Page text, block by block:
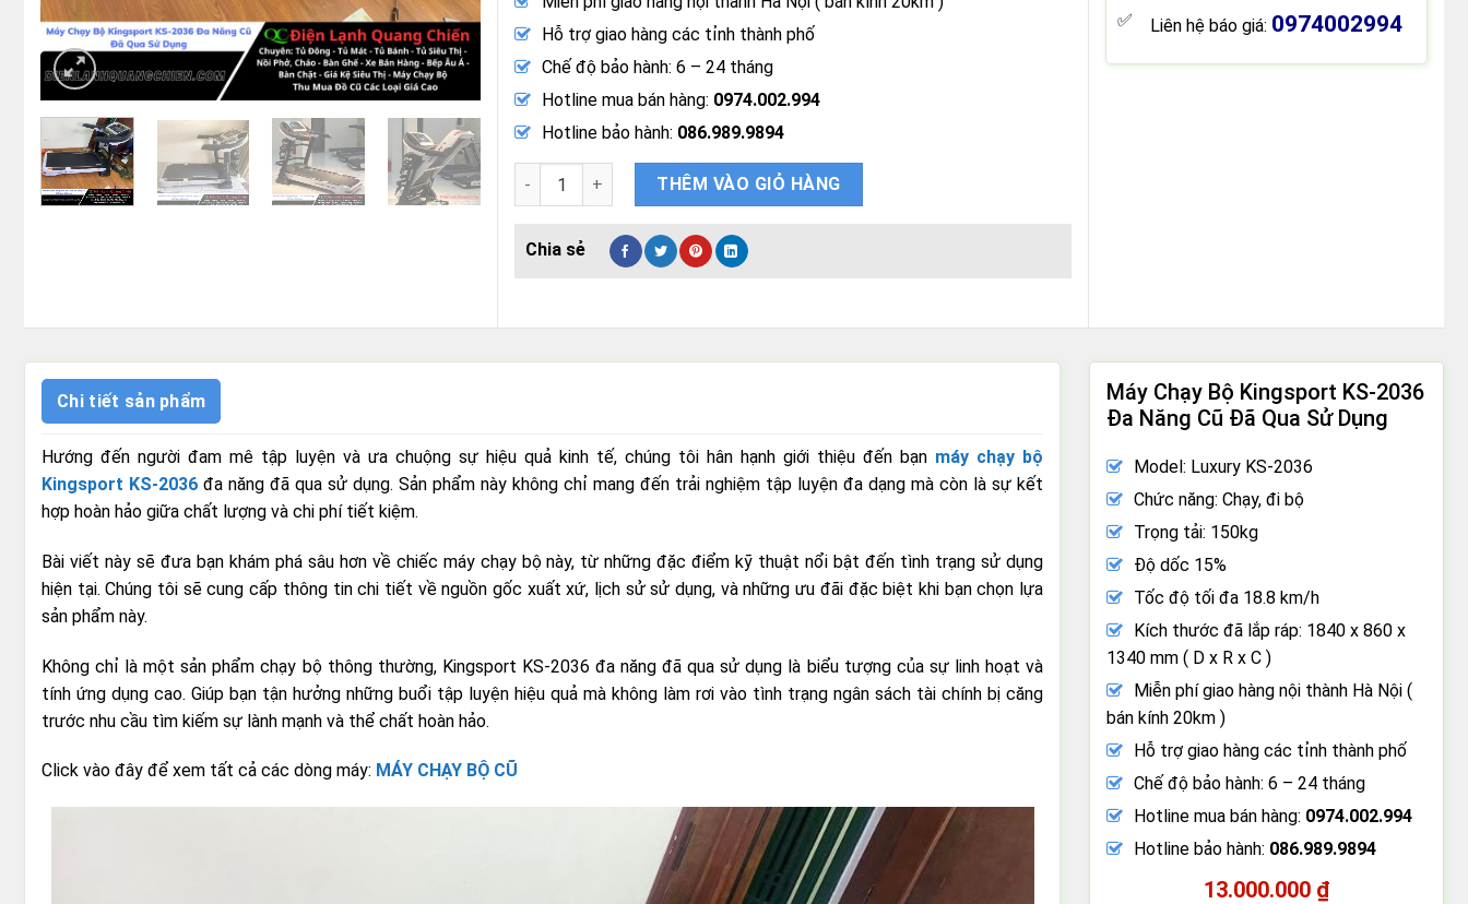
Hỗ trợ giao hàng các tỉnh thành phố
Chế độ bảo hành: 6 – 24 tháng
Hotline mua bán hàng: 0974.002.994
Hotline bảo hành: 086.989.9894
Máy Chạy Bộ Kingsport KS-2036 Đa Năng Cũ Đã Qua Sử Dụng số lượng
THÊM VÀO GIỎ HÀNG
Liên hệ báo giá: 0974002994
Chi tiết sản phẩm
Hướng đến người đam mê tập luyện và ưa chuộng sự hiệu quả kinh tế, chúng tôi hân hạnh giới thiệu đến bạn máy chạy bộ
Kingsport KS-2036 đa năng đã qua sử dụng. Sản phẩm này không chỉ mang đến trải nghiệm tập luyện đa dạng mà còn là sự kết
hợp hoàn hảo giữa chất lượng và chi phí tiết kiệm.
Bài viết này sẽ đưa bạn khám phá sâu hơn về chiếc máy chạy bộ này, từ những đặc điểm kỹ thuật nổi bật đến tình trạng sử dụng
hiện tại. Chúng tôi sẽ cung cấp thông tin chi tiết về nguồn gốc xuất xứ, lịch sử sử dụng, và những ưu đãi đặc biệt khi bạn chọn lựa
sản phẩm này.
Không chỉ là một sản phẩm chạy bộ thông thường, Kingsport KS-2036 đa năng đã qua sử dụng là biểu tượng của sự linh hoạt và
tính ứng dụng cao. Giúp bạn tận hưởng những buổi tập luyện hiệu quả mà không làm rơi vào tình trạng ngân sách tài chính bị căng
trước nhu cầu tìm kiếm sự lành mạnh và thể chất hoàn hảo.
Click vào đây để xem tất cả các dòng máy: MÁY CHẠY BỘ CŨ
Máy Chạy Bộ Kingsport KS-2036
Đa Năng Cũ Đã Qua Sử Dụng
Model: Luxury KS-2036
Chức năng: Chạy, đi bộ
Trọng tải: 150kg
Độ dốc 15%
Tốc độ tối đa 18.8 km/h
Kích thước đã lắp ráp: 1840 x 860 x
1340 mm ( D x R x C )
Miễn phí giao hàng nội thành Hà Nội (
bán kính 20km )
Hỗ trợ giao hàng các tỉnh thành phố
Chế độ bảo hành: 6 – 24 tháng
Hotline mua bán hàng: 0974.002.994
Hotline bảo hành: 086.989.9894
13.000.000 ₫